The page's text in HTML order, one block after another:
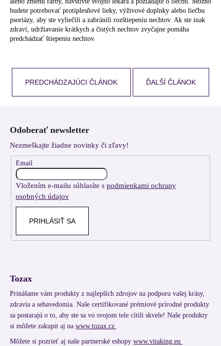
budete potrebovať protiplesňové lieky, výživové doplnky alebo liečbu
psoriázy, aby ste vyliečili a zabránili rozštiepeniu nechtov. Ak ste inak
zdraví, udržiavanie krátkych a čistých nechtov zvyčajne pomáha
predchádzať štiepeniu nechtov.
PREDCHÁDZAJÚCI ČLÁNOK ĎALŠÍ ČLÁNOK
Odoberať newsletter
Nezmeškajte žiadne novinky či zľavy!
Email
Vložením e-mailu súhlasíte s podmienkami ochrany
osobných údajov
PRIHLÁSIŤ SA
Tozax
Prinášame vám produkty z najlepších zdrojov na podporu vašej krásy,
zdravia a sebavedomia. Naše certifikované prémiové prírodné produkty
sa postarajú o to, aby ste sa vo svojom tele cítili skvele! Naše produkty
si môžete zakupit aj na www.tozax.cz
Môžete si pozrieť aj naše partnerské eshopy www.vitaking.eu